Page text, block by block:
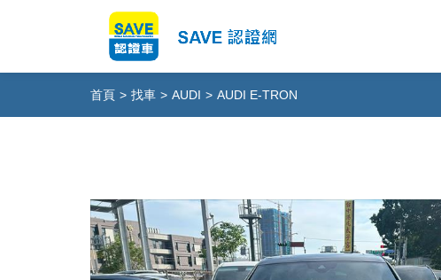
首頁 > 找車 > AUDI > AUDI E-TRON